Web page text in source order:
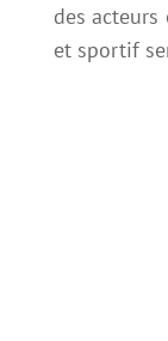
des
et sportif